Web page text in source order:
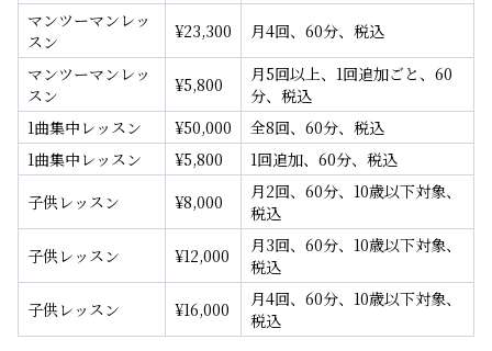
マンツーマンレッ
スン
¥23,300
月4回、60分、税込
マンツーマンレッ
スン
¥5,800
月5回以上、1回追加ごと、60
分、税込
1曲集中レッスン
¥50,000
全8回、60分、税込
1曲集中レッスン
¥5,800
1回追加、60分、税込
子供レッスン
¥8,000
月2回、60分、10歳以下対象、
税込
子供レッスン
¥12,000
月3回、60分、10歳以下対象、
税込
子供レッスン
¥16,000
月4回、60分、10歳以下対象、
税込